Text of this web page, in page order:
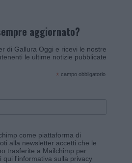
aggiornato?
di Gallura Oggi e ricevi le nostre
le ultime notizie pubblicate
* campo obbligatorio
come piattaforma di
alla newsletter accetti che le
trasferite a Mailchimp per
qui l'informativa sulla privacy